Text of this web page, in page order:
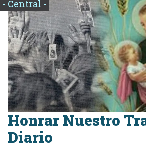
- Central -
Honrar Nuestro
Diario